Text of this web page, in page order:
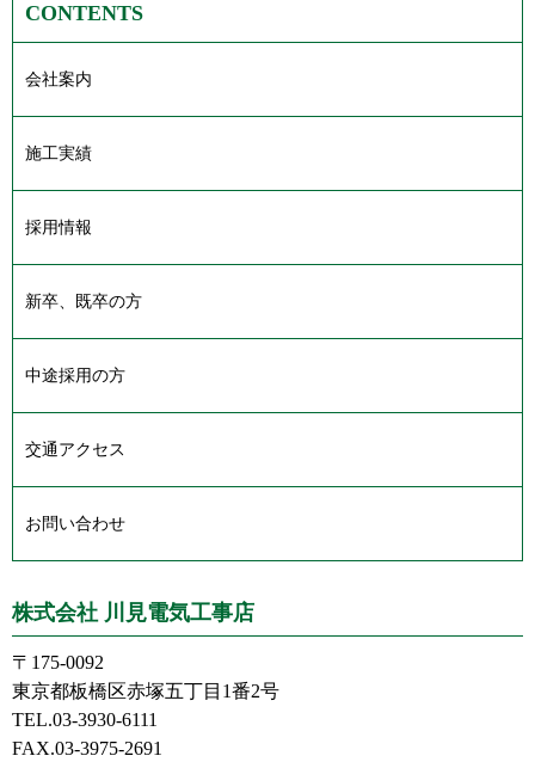
CONTENTS
会社案内
施工実績
採用情報
新卒、既卒の方
中途採用の方
交通アクセス
お問い合わせ
株式会社 川見電気工事店
〒175-0092
東京都板橋区赤塚五丁目1番2号
TEL.03-3930-6111
FAX.03-3975-2691